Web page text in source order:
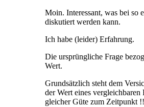
Moin. Interessant, was bei so
diskutiert werden kann.
Ich habe (leider) Erfahrung.
Die ursprüngliche Frage
Wert.
Grundsätzlich steht dem
der Wert eines vergleichbaren
gleicher Güte zum Zeitpunkt